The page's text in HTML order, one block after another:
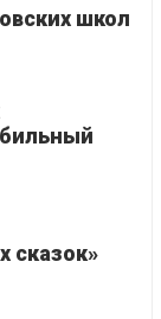
школ
сказок»